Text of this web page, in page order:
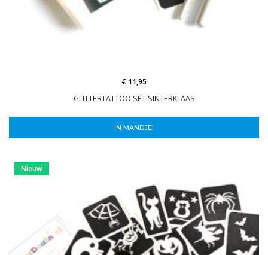
GLITTERTATTOO SET SINTERKLAAS
€ 11,95
IN MANDJE!
Nieuw